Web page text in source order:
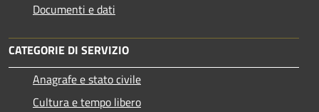
Documenti e dati
CATEGORIE DI SERVIZIO
Anagrafe e stato civile
Cultura e tempo libero